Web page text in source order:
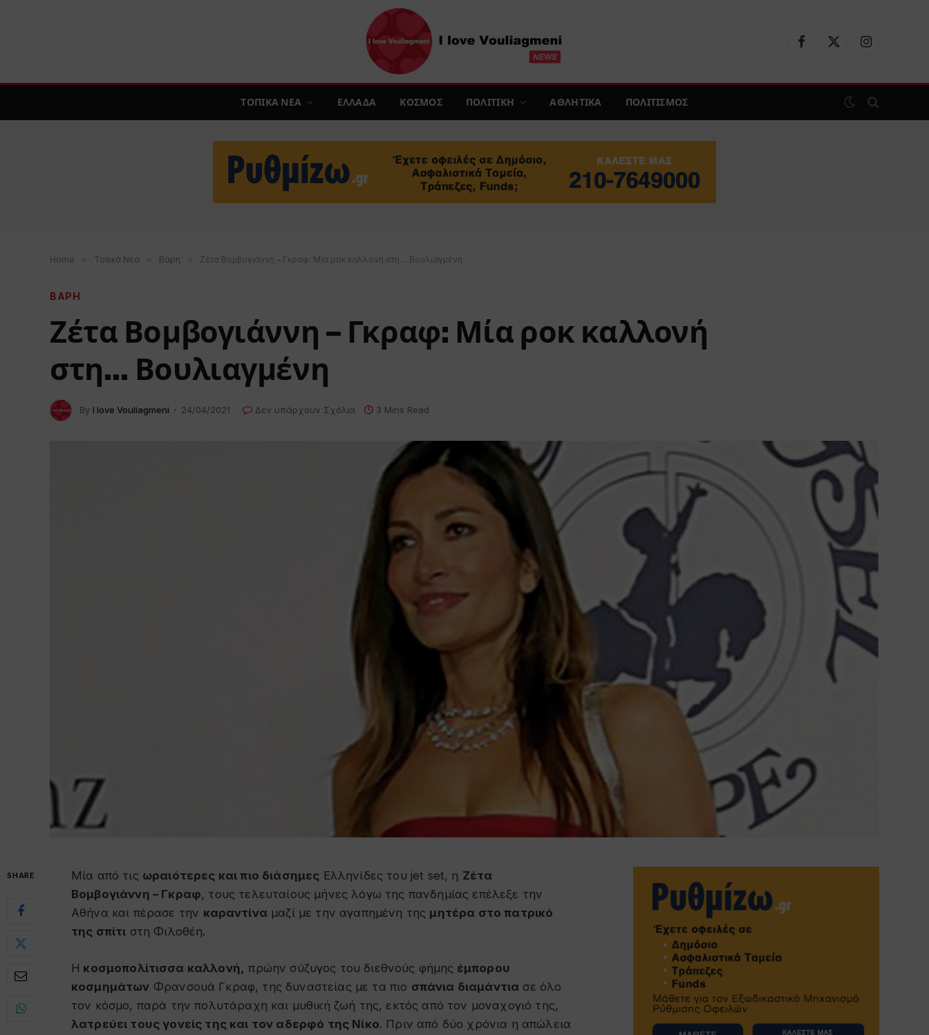
Facebook
X
Instagram
ΤΟΠΙΚΑ ΝΕΑ ΕΛΛΑΔΑ ΚΟΣΜΟΣ ΠΟΛΙΤΙΚΗ ΑΘΛΗΤΙΚΑ ΠΟΛΙΤΙΣΜΟΣ
Home » Τοπικά Νέα » Βάρη » Ζέτα Βομβογιάννη – Γκραφ: Μία ροκ καλλονή στη… Βουλιαγμένη
ΒΑΡΗ
Ζέτα Βομβογιάννη – Γκραφ: Μία ροκ καλλονή
στη… Βουλιαγμένη
By I love Vouliagmeni 24/04/2021 Δεν υπάρχουν Σχόλια 3 Mins Read
SHARE Μία από τις ωραιότερες και πιο διάσημες Ελληνίδες του jet set, η Ζέτα
Βομβογιάννη – Γκραφ, τους τελευταίους μήνες λόγω της πανδημίας επέλεξε την
Αθήνα και πέρασε την καραντίνα μαζί με την αγαπημένη της μητέρα στο πατρικό
της σπίτι στη Φιλοθέη.
Η κοσμοπολίτισσα καλλονή, πρώην σύζυγος του διεθνούς φήμης έμπορου
κοσμημάτων Φρανσουά Γκραφ, της δυναστείας με τα πιο σπάνια διαμάντια σε όλο
τον κόσμο, παρά την πολυτάραχη και μυθική ζωή της, εκτός από τον μοναχογιό της,
λατρεύει τους γονείς της και τον αδερφό της Νίκο. Πριν από δύο χρόνια η απώλεια